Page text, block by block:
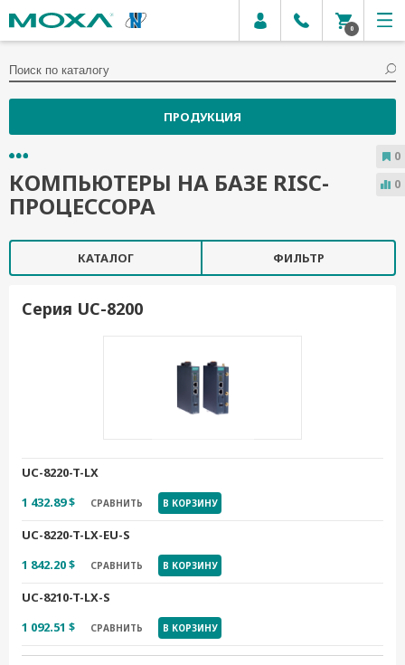
0
ПРОДУКЦИЯ
КОМПЬЮТЕРЫ НА БАЗЕ RISC-
ПРОЦЕССОРА
КАТАЛОГ ФИЛЬТР
Серия UC-8200
UC-8220-T-LX
1 432.89 $
СРАВНИТЬ В КОРЗИНУ
UC-8220-T-LX-EU-S
1 842.20 $
СРАВНИТЬ В КОРЗИНУ
UC-8210-T-LX-S
1 092.51 $
СРАВНИТЬ В КОРЗИНУ
0
0